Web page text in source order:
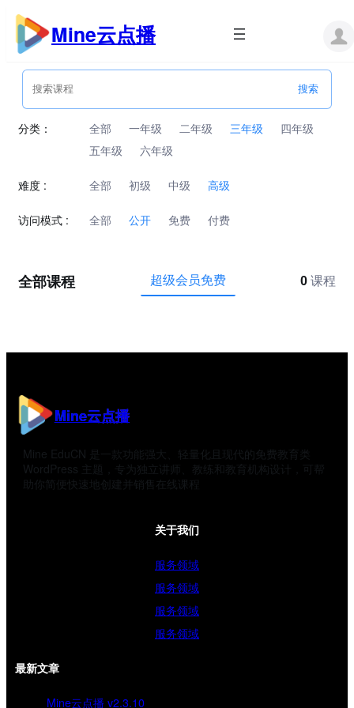
跳
内
Mine云点播
分类： 全部 一年级 二年级 三年级
四年级
五年级
六年级
难度 : 全部 初级 中级 高级
访问模式 : 全部 公开 免费 付费
全部课程 超级会员免费 0 课程
Mine云点播
Mine EduCN 是一款功能强大、轻量化且现代的免费教育类
WordPress 主题，专为独立讲师、教练和教育机构设计，可帮
助你简便快速地创建并销售在线课程
关于我们
服务领域
服务领域
服务领域
服务领域
最新文章
Mine云点播 v2.3.10